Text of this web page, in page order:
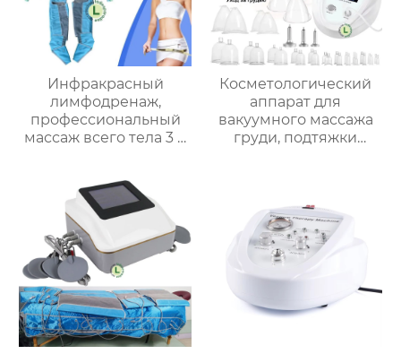
Инфракрасный
лимфодренаж,
профессиональный
массаж всего тела 3 в
Косметологический
аппарат для
вакуумного массажа
груди, подтяжки
Красота лица VL-JM01